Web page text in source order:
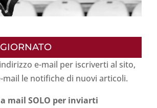
e-mail per iscriverti al sito,
mail le notifiche di nuovi articoli.
mail SOLO per inviarti